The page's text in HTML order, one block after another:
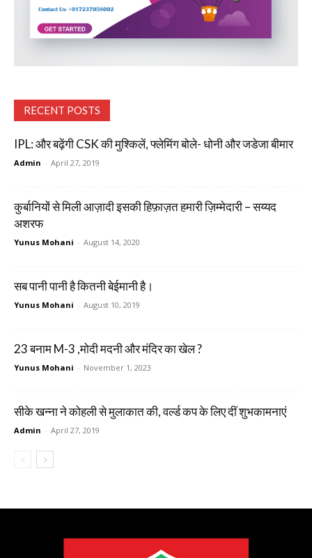
RECENT POSTS
IPL: और बढ़ेंगी CSK की मुश्किलें, फ्लेमिंग बोले- धोनी और जडेजा बीमार
Admin - April 27, 2019
कुर्बानियों से मिली आज़ादी इसकी हिफ़ाज़त हमारी ज़िम्मेदारी – सय्यद
अशरफ
Yunus Mohani - August 14, 2020
सब पानी पानी है कितनी बेईमानी है।
Yunus Mohani - August 10, 2019
23 बनाम M-3 ,मोदी मदनी और मंदिर का खेल ?
Yunus Mohani - November 1, 2023
सीके खन्ना ने कोहली से मुलाकात की, वर्ल्ड कप के लिए दीं शुभकामनाएं
Admin - April 27, 2019